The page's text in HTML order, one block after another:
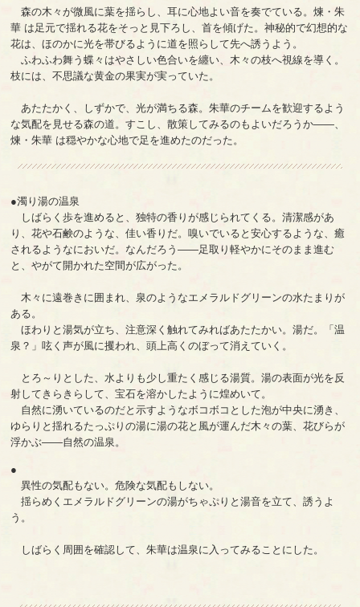
森の木々が微風に葉を揺らし、耳に心地よい音を奏でている。煉・朱
華 は足元で揺れる花をそっと見下ろし、首を傾げた。神秘的で幻想的な
花は、ほのかに光を帯びるように道を照らして先へ誘うよう。
ふわふわ舞う蝶々はやさしい色合いを纏い、木々の枝へ視線を導く。
枝には、不思議な黄金の果実が実っていた。
あたたかく、しずかで、光が満ちる森。朱華のチームを歓迎するよう
な気配を見せる森の道。すこし、散策してみるのもよいだろうか――、
煉・朱華 は穏やかな心地で足を進めたのだった。
●濁り湯の温泉
しばらく歩を進めると、独特の香りが感じられてくる。清潔感があ
り、花や石鹸のような、佳い香りだ。嗅いでいると安心するような、癒
されるようなにおいだ。なんだろう――足取り軽やかにそのまま進む
と、やがて開かれた空間が広がった。
木々に遠巻きに囲まれ、泉のようなエメラルドグリーンの水たまりが
ある。
ほわりと湯気が立ち、注意深く触れてみればあたたかい。湯だ。「温
泉？」呟く声が風に攫われ、頭上高くのぼって消えていく。
とろ～りとした、水よりも少し重たく感じる湯質。湯の表面が光を反
射してきらきらして、宝石を溶かしたように煌めいて。
自然に湧いているのだと示すようなボコボコとした泡が中央に湧き、
ゆらりと揺れるたっぷりの湯に湯の花と風が運んだ木々の葉、花びらが
浮かぶ――自然の温泉。
●
異性の気配もない。危険な気配もしない。
揺らめくエメラルドグリーンの湯がちゃぷりと湯音を立て、誘うよ
う。
しばらく周囲を確認して、朱華は温泉に入ってみることにした。